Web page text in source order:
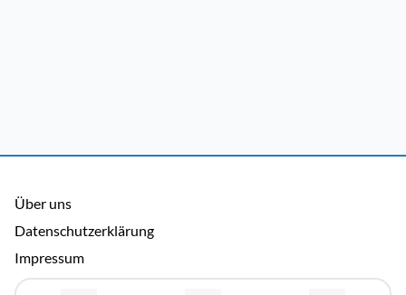
Über uns
Datenschutzerklärung
Impressum